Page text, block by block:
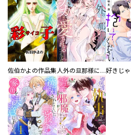
佐伯かよの作品集 人外の旦那様に娶られ毎晩ナカまで愛される…。アンソロジー